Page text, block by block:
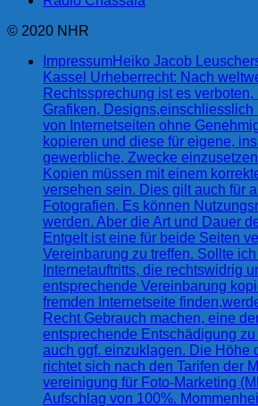
© 2020 NHR
ImpressumHeiko Jacob
Kassel Urheberrecht: Nach
Rechtssprechung ist es verboten,
Grafiken, Designs,einschliesslich
von Internetseiten ohne
kopieren und diese für eigene,
gewerbliche, Zwecke
Kopien müssen mit einem
versehen sein. Dies gilt auch für
Fotografien. Es können
werden. Aber die Art und Dauer
Entgelt ist eine für beide Seiten
Vereinbarung zu treffen. Sollte
Internetauftritts, die rechtswidrig
entsprechende Vereinbarung
fremden Internetseite
Recht Gebrauch machen, eine
entsprechende Entschädigung
auch ggf. einzuklagen. Die Höhe
richtet sich nach den Tarifen der
vereinigung für Foto-Marketing
Aufschlag von 100%.